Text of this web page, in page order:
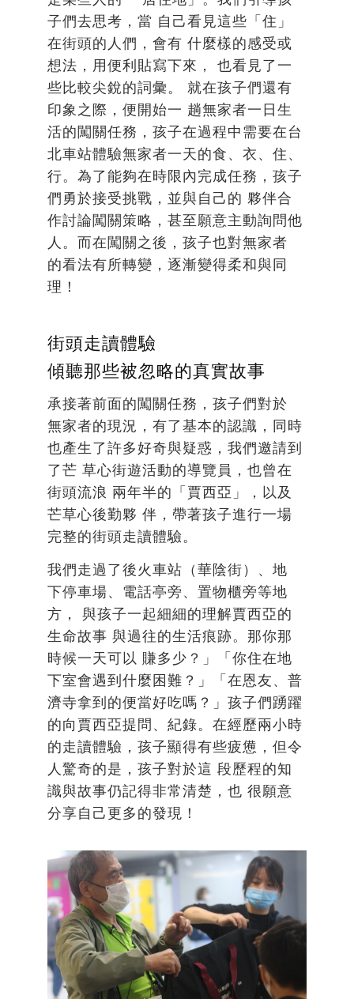
子們去思考，當 自己看見這些「住」
在街頭的人們，會有 什麼樣的感受或
想法，用便利貼寫下來， 也看見了一
些比較尖銳的詞彙。 就在孩子們還有
印象之際，便開始一 趟無家者一日生
活的闖關任務，孩子在過程中需要在台
北車站體驗無家者一天的食、衣、住、
行。為了能夠在時限內完成任務，孩子
們勇於接受挑戰，並與自己的 夥伴合
作討論闖關策略，甚至願意主動詢問他
人。而在闖關之後，孩子也對無家者
的看法有所轉變，逐漸變得柔和與同
理！
街頭走讀體驗
傾聽那些被忽略的真實故事
承接著前面的闖關任務，孩子們對於
無家者的現況，有了基本的認識，同時
也產生了許多好奇與疑惑，我們邀請到
了芒 草心街遊活動的導覽員，也曾在
街頭流浪 兩年半的「賈西亞」，以及
芒草心後勤夥 伴，帶著孩子進行一場
完整的街頭走讀體驗。
我們走過了後火車站（華陰街）、地
下停車場、電話亭旁、置物櫃旁等地
方， 與孩子一起細細的理解賈西亞的
生命故事 與過往的生活痕跡。那你那
時候一天可以 賺多少？」「你住在地
下室會遇到什麼困難？」「在恩友、普
濟寺拿到的便當好吃嗎？」孩子們踴躍
的向賈西亞提問、紀錄。在經歷兩小時
的走讀體驗，孩子顯得有些疲憊，但令
人驚奇的是，孩子對於這 段歷程的知
識與故事仍記得非常清楚，也 很願意
分享自己更多的發現！